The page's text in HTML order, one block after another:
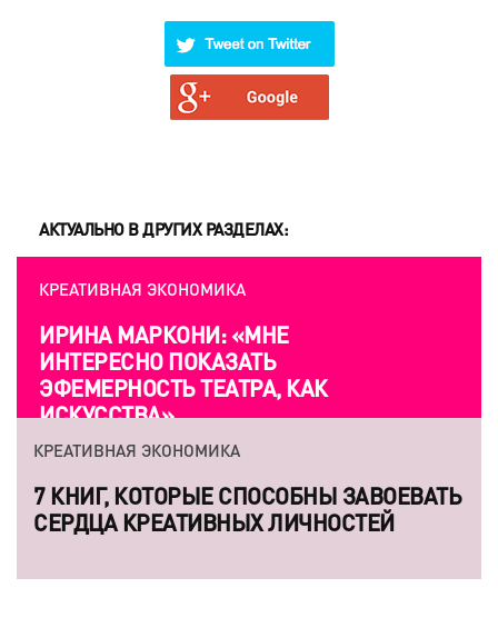
АКТУАЛЬНО В ДРУГИХ РАЗДЕЛАХ:
КРЕАТИВНАЯ ЭКОНОМИКА
ИРИНА МАРКОНИ: «МНЕ
ИНТЕРЕСНО ПОКАЗАТЬ
ЭФЕМЕРНОСТЬ ТЕАТРА, КАК
ИСКУССТВА»
КРЕАТИВНАЯ ЭКОНОМИКА
7 КНИГ, КОТОРЫЕ СПОСОБНЫ ЗАВОЕВАТЬ
СЕРДЦА КРЕАТИВНЫХ ЛИЧНОСТЕЙ